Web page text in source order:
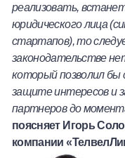
реализовать,
юридического лица
стартапов), то
законодательстве
который позволил бы
защите интересов и
партнеров до
поясняет Игорь
компании